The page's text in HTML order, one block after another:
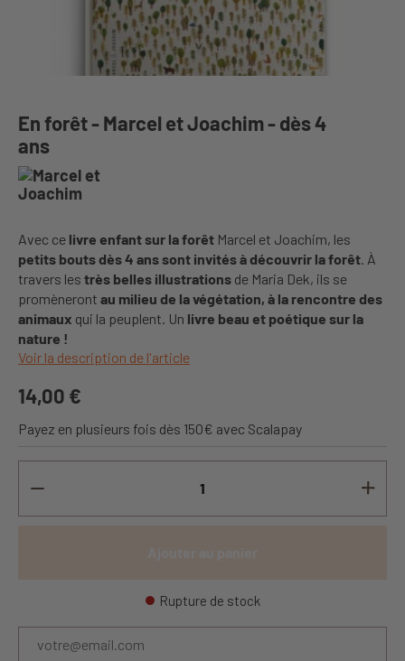
En forêt - Marcel et Joachim - dès 4
ans
Avec ce livre enfant sur la forêt Marcel et Joachim, les
petits bouts dès 4 ans sont invités à découvrir la forêt. À
travers les très belles illustrations de Maria Dek, ils se
promèneront au milieu de la végétation, à la rencontre des
animaux qui la peuplent. Un livre beau et poétique sur la
nature !
Voir la description de l'article
14,00 €
Payez en plusieurs fois dès 150€ avec Scalapay
Rupture de stock